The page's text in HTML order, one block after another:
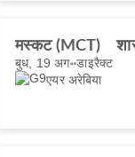
मस्कट (MCT)
बुध, 19 अग॰डाइरैक्ट
एयर अरेबिया